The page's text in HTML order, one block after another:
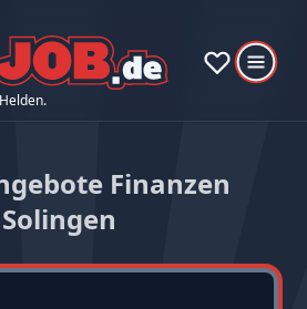
Finanzen
Solingen